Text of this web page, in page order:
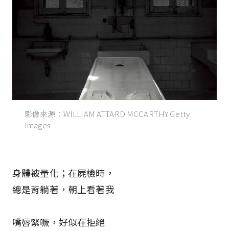
影像來源：WILLIAM ATTARD MCCARTHY Getty
Images
身體被量化；在屍檢時，
總是背躺著，朝上看著我
嘴唇緊噘，好似在拒絕